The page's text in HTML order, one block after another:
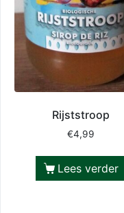
Rijststroop
€4,99
Lees verder